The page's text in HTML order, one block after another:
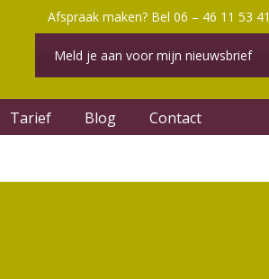
Afspraak maken? Bel 06 – 46 11 53 41
Meld je aan voor mijn nieuwsbrief
Tarief Blog Contact